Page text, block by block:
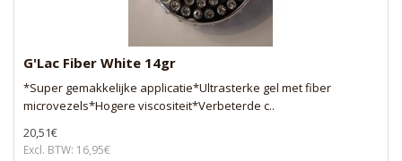
G'Lac Fiber White 14gr
*Super gemakkelijke applicatie*Ultrasterke gel met fiber
microvezels*Hogere viscositeit*Verbeterde c..
20,51€
Excl. BTW: 16,95€